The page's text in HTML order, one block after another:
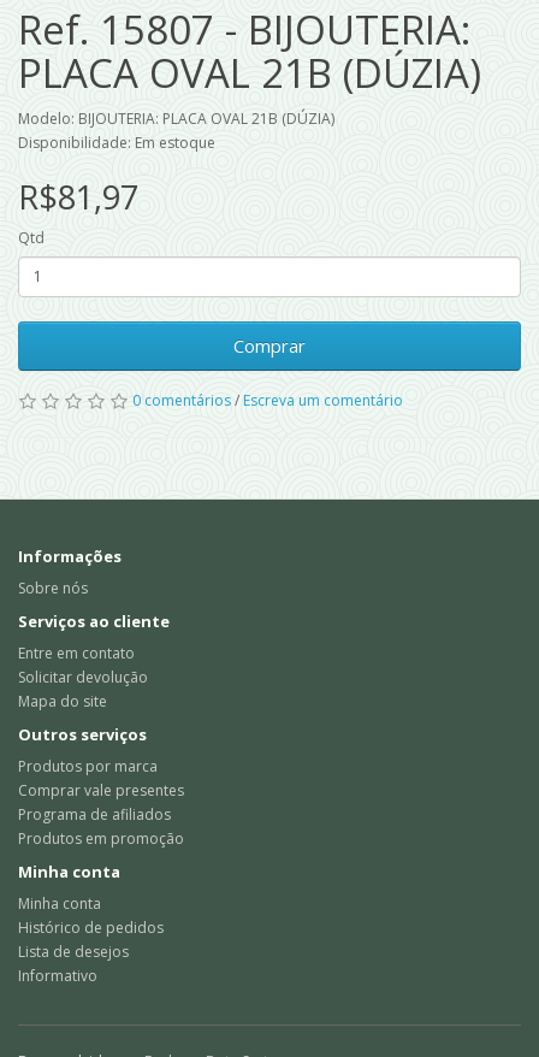
Ref. 15807 - BIJOUTERIA:
PLACA OVAL 21B (DÚZIA)
Modelo: BIJOUTERIA: PLACA OVAL 21B (DÚZIA)
Disponibilidade: Em estoque
R$81,97
Qtd
Comprar
0 comentários/Escreva um comentário
Informações
Sobre nós
Serviços ao cliente
Entre em contato
Solicitar devolução
Mapa do site
Outros serviços
Produtos por marca
Comprar vale presentes
Programa de afiliados
Produtos em promoção
Minha conta
Minha conta
Histórico de pedidos
Lista de desejos
Informativo